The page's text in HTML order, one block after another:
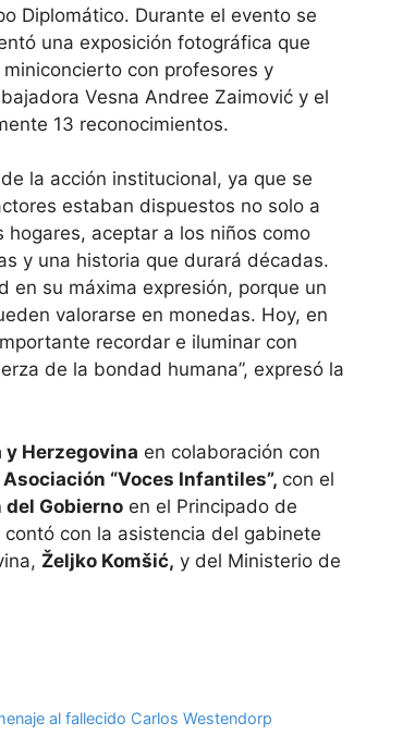
Diplomático. Durante el evento se
una exposición fotográfica que
con profesores y
Vesna Andree Zaimović y el
13 reconocimientos.
la acción institucional, ya que se
estaban dispuestos no solo a
aceptar a los niños como
y una historia que durará décadas.
en su máxima expresión, porque un
valorarse en monedas. Hoy, en
recordar e iluminar con
de la bondad humana”, expresó la
y Herzegovina en colaboración con
Asociación “Voces Infantiles”, con el
del Gobierno en el Principado de
con la asistencia del gabinete
Željko Komšić, y del Ministerio de
al fallecido Carlos Westendorp